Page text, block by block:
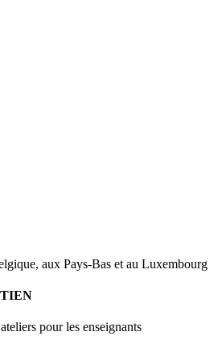
aux Pays-Bas et au Luxembourg
pour les enseignants